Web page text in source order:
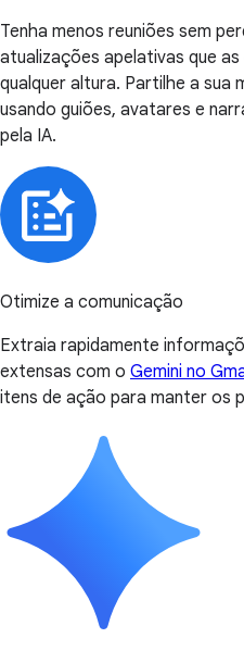
Tenha menos reuniões sem
atualizações apelativas que
qualquer altura. Partilhe a sua
usando guiões, avatares e
pela IA.
Otimize a comunicação
Extraia rapidamente
extensas com o Gemini no
itens de ação para manter os